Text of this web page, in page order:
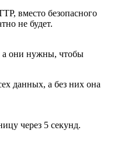
вместо безопасного
не будет.
а они нужны, чтобы
данных, а без них она
через 5 секунд.